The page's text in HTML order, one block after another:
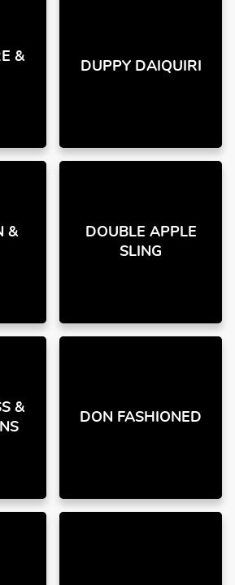
&
DUPPY DAIQUIRI
&
DOUBLE APPLE
SLING
&
DON FASHIONED